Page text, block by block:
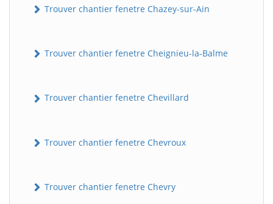
Trouver chantier fenetre Chazey-sur-Ain
Trouver chantier fenetre Cheignieu-la-Balme
Trouver chantier fenetre Chevillard
Trouver chantier fenetre Chevroux
Trouver chantier fenetre Chevry